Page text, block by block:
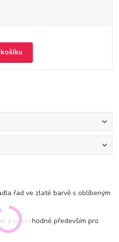
řad ve zlaté barvě s oblíbeným
a jsou vhodné především pro